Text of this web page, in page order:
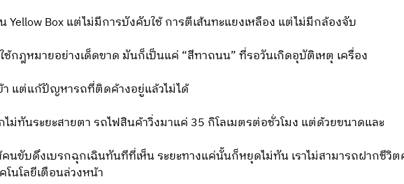
Yellow Box แต่ไม่มีการบังคับใช้ การตีเส้นทะแยงเหลือง แต่ไม่มีกล้องจับ
กฎหมายอย่างเด็ดขาด มันก็เป็นแค่ “สีทาถนน” ที่รอวันเกิดอุบัติเหตุ เครื่อง
า แต่แก้ปัญหารถที่ติดค้างอยู่แล้วไม่ได้
ไม่ทันระยะสายตา รถไฟสินค้าวิ่งมาแค่ 35 กิโลเมตรต่อชั่วโมง แต่ด้วยขนาดและ
ขับดึงเบรกฉุกเฉินทันทีที่เห็น ระยะทางแค่นั้นก็หยุดไม่ทัน เราไม่สามารถฝากชีวิ
โนโลยีเตือนล่วงหน้า